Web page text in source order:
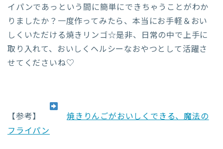
イパンであっという間に簡単にできちゃうことがわか
りましたか？一度作ってみたら、本当にお手軽＆おい
しくいただける焼きリンゴ☆是非、日常の中で上手に
取り入れて、おいしくヘルシーなおやつとして活躍さ
せてくださいね♡
【参考】
焼きりんごがおいしくできる、魔法の
フライパン